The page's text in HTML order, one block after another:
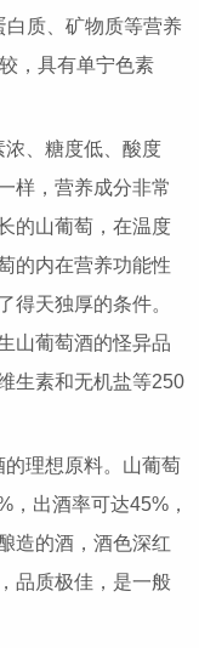
白质、矿物质等营养
，具有单宁色素
、糖度低、酸度
样，营养成分非常
的山葡萄，在温度
的内在营养功能性
得天独厚的条件。
山葡萄酒的怪异品
生素和无机盐等250
理想原料。山葡萄
，出酒率可达45%，
造的酒，酒色深红
品质极佳，是一般